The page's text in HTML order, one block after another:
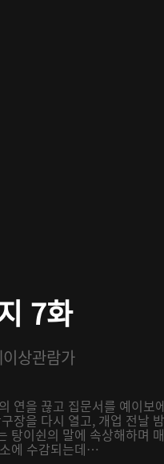
7화
상관람가
연을 끊고 집문서를 예이보
장을 다시 열고, 개업 전날
탕이쉰의 말에 속상해하며
에 수감되는데…